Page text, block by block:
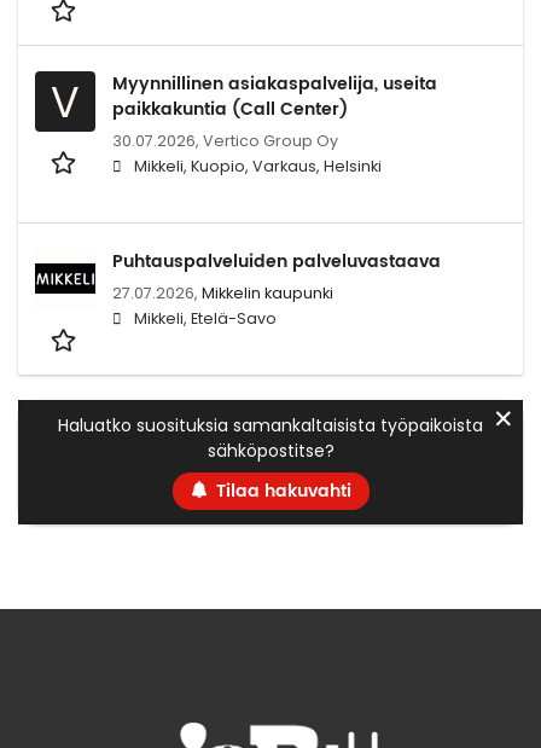
V
Myynnillinen asiakaspalvelija, useita
paikkakuntia (Call Center)
30.07.2026, Vertico Group Oy
Mikkeli, Kuopio, Varkaus, Helsinki
Puhtauspalveluiden palveluvastaava
27.07.2026, Mikkelin kaupunki
Mikkeli, Etelä-Savo
Haluatko suosituksia samankaltaisista työpaikoista
sähköpostitse?
Tilaa hakuvahti
✕